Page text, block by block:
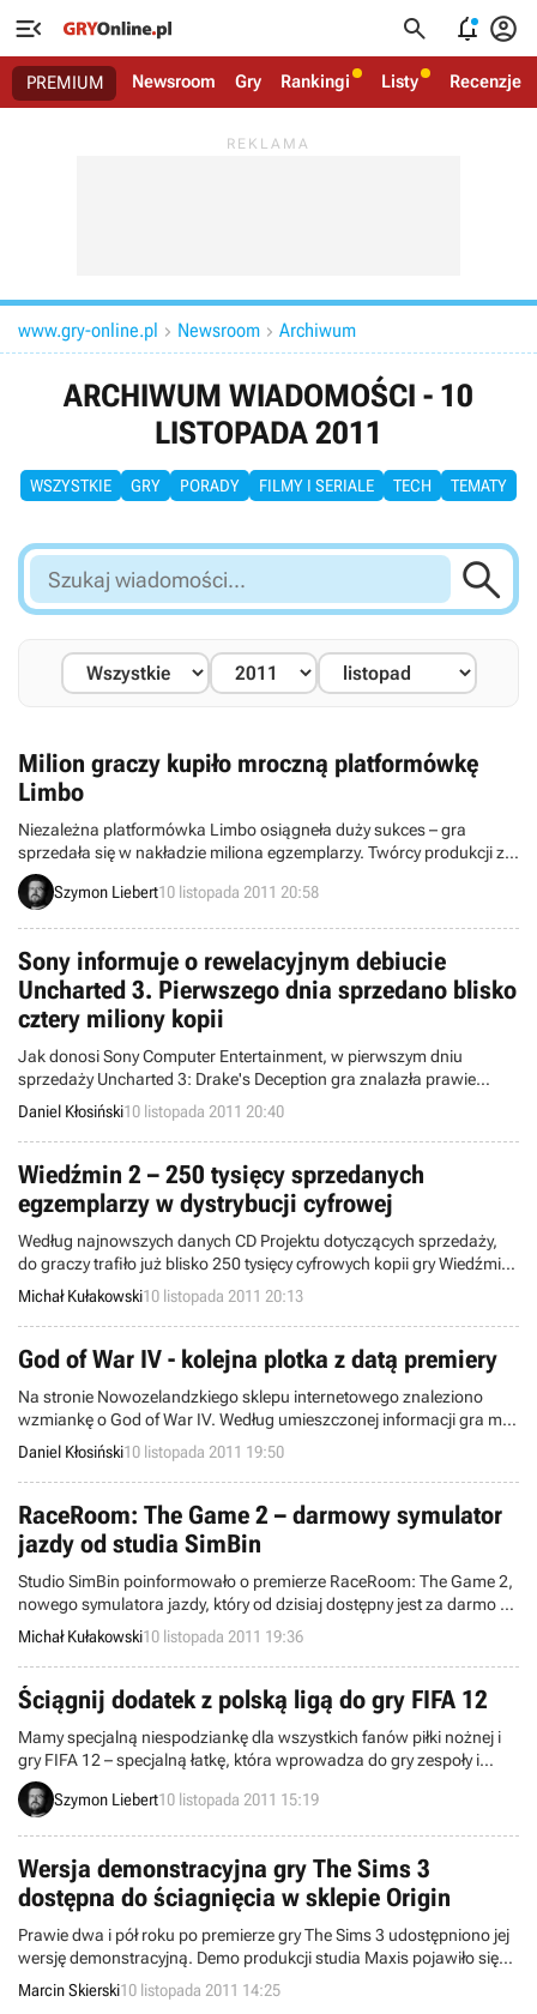
   
PREMIUM Newsroom Gry Rankingi Listy Recenzje
www.gry-online.pl  Newsroom  Archiwum
ARCHIWUM WIADOMOŚCI - 10
LISTOPADA 2011
WSZYSTKIE GRY PORADY FILMY I SERIALE TECH TEMATY
Szukaj
wiadomości...

Milion graczy kupiło mroczną platformówkę
Limbo
Niezależna platformówka Limbo osiągneła duży sukces – gra
sprzedała się w nakładzie miliona egzemplarzy. Twórcy produkcji ze
studia Playdead podziękowali wszystkim fanom i potwierdzili, że
powodzenie tytułu pozwoliło im uzyskać pełną niezależność.
Szymon Liebert10 listopada 2011 20:58
Sony informuje o rewelacyjnym debiucie
Uncharted 3. Pierwszego dnia sprzedano blisko
cztery miliony kopii
Jak donosi Sony Computer Entertainment, w pierwszym dniu
sprzedaży Uncharted 3: Drake's Deception gra znalazła prawie
cztery miliony nabywców.
Daniel Kłosiński10 listopada 2011 20:40
Wiedźmin 2 – 250 tysięcy sprzedanych
egzemplarzy w dystrybucji cyfrowej
Według najnowszych danych CD Projektu dotyczących sprzedaży,
do graczy trafiło już blisko 250 tysięcy cyfrowych kopii gry Wiedźmin
2: Zabójcy Królów.
Michał Kułakowski10 listopada 2011 20:13
God of War IV - kolejna plotka z datą premiery
Na stronie Nowozelandzkiego sklepu internetowego znaleziono
wzmiankę o God of War IV. Według umieszczonej informacji gra ma
ukazać się 29 września przyszłego roku.
Daniel Kłosiński10 listopada 2011 19:50
RaceRoom: The Game 2 – darmowy symulator
jazdy od studia SimBin
Studio SimBin poinformowało o premierze RaceRoom: The Game 2,
nowego symulatora jazdy, który od dzisiaj dostępny jest za darmo na
stronie producenta.
Michał Kułakowski10 listopada 2011 19:36
Ściągnij dodatek z polską ligą do gry FIFA 12
Mamy specjalną niespodziankę dla wszystkich fanów piłki nożnej i
gry FIFA 12 – specjalną łatkę, która wprowadza do gry zespoły i
zawodników z rodzimej ligi. Więcej informacji o tym dodatku
znajdziecie w rozwinięciu wiadomości.
Szymon Liebert10 listopada 2011 15:19
Wersja demonstracyjna gry The Sims 3
dostępna do ściagnięcia w sklepie Origin
Prawie dwa i pół roku po premierze gry The Sims 3 udostępniono jej
wersję demonstracyjną. Demo produkcji studia Maxis pojawiło się
na łamach sklepu Origin.
Marcin Skierski10 listopada 2011 14:25